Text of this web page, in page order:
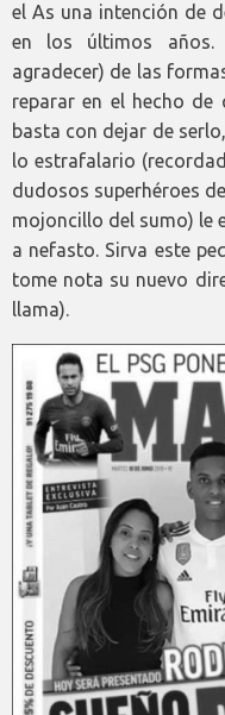
el As una intención de
en los últimos
agradecer) de las
reparar en el hecho de
basta con dejar de
lo estrafalario
dudosos superhéroes
mojoncillo del sumo) le
a nefasto. Sirva este
tome nota su nuevo
llama).